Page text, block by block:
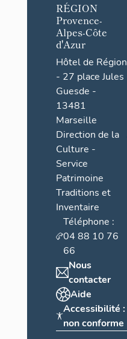
RÉGION
Provence-
Alpes-Côte
d'Azur
Hôtel de Région
- 27 place Jules
Guesde -
13481
Marseille
Direction de la
Culture -
Service
Patrimoine
Traditions et
Inventaire
Téléphone :
04 88 10 76
66
Nous
contacter
Aide
Accessibilité :
non conforme